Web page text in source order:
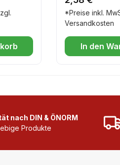
*Preise inkl.
Versandkosten
In den
nach DIN & ÖNORM
Produkte